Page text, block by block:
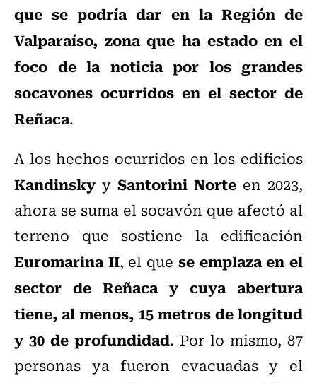
que se podría dar en la Región de
Valparaíso, zona que ha estado en el
foco de la noticia por los grandes
socavones ocurridos en el sector de
Reñaca.
A los hechos ocurridos en los edificios
Kandinsky y Santorini Norte en 2023,
ahora se suma el socavón que afectó al
terreno que sostiene la edificación
Euromarina II, el que se emplaza en el
sector de Reñaca y cuya abertura
tiene, al menos, 15 metros de longitud
y 30 de profundidad. Por lo mismo, 87
personas ya fueron evacuadas y el